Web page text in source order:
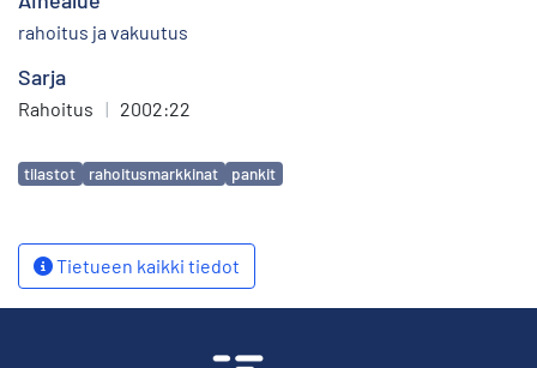
rahoitus ja vakuutus
Sarja
Rahoitus | 2002:22
Avainsanat
tilastot rahoitusmarkkinat pankit
Tietueen kaikki tiedot